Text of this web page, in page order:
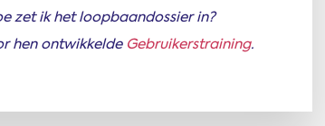
zet ik het loopbaandossier in?
hen ontwikkelde Gebruikerstraining.